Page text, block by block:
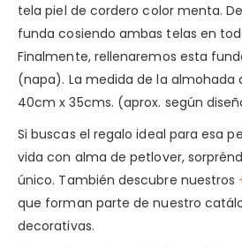
tela piel de cordero color menta.
funda cosiendo ambas telas en
Finalmente, rellenaremos esta
(napa). La medida de la almohada
40cm x 35cms. (aprox. según
Si buscas el regalo ideal para esa
vida con alma de petlover,
único. También descubre nuestros
que forman parte de nuestro
decorativas.